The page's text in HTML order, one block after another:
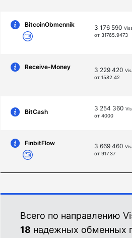
BitcoinObmennik 3 176 590
от 31765.9473
Receive-Money 3 229 420
от 1582.42
BitCash 3 254 360
от 4000
FinbitFlow 3 669 460
от 917.37
Всего по направлению
18 надежных обменных